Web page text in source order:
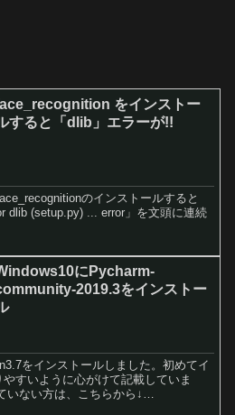
をインストー
すると「dlib」エラーが!!
のインストールすると
dlib (setup.py) ... error」を文頭に連続
にPycharm-
2019.3をインストー
をインストールしました。初めてイ
すいように心がけて記載していま
いない方は、こちらから↓